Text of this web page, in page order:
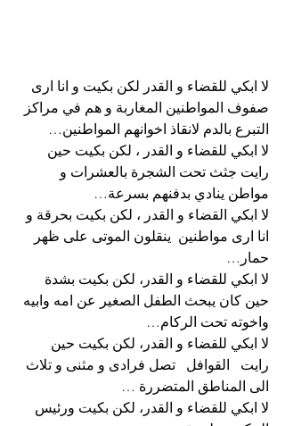
لا ابكي للقضاء و القدر لكن بكيت و انا ارى
صفوف المواطنين المغاربة و هم في مراكز
التبرع بالدم لانقاذ اخوانهم المواطنين…
لا ابكي للقضاء و القدر ، لكن بكيت حين
رايت جثث تحت الشجرة بالعشرات و
مواطن ينادي بدفنهم بسرعة…
لا ابكي القضاء و القدر ، لكن بكيت بحرقة و
انا ارى مواطنين  ينقلون الموتى على ظهر
حمار…
لا ابكي للقضاء و القدر، لكن بكيت بشدة
حين كان يبحث الطفل الصغير عن امه وابيه
واخوته تحت الركام…
لا ابكي للقضاء و القدر، لكن بكيت حين
رايت   القوافل   تصل فرادى و مثنى و تلاث
الى المناطق المتضررة …
لا ابكي للقضاء و القدر، لكن بكيت ورئيس